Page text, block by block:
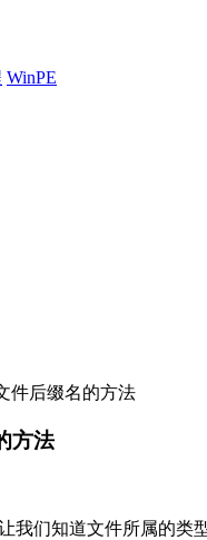
WinPE
件后缀名的方法
方法
我们知道文件所属的